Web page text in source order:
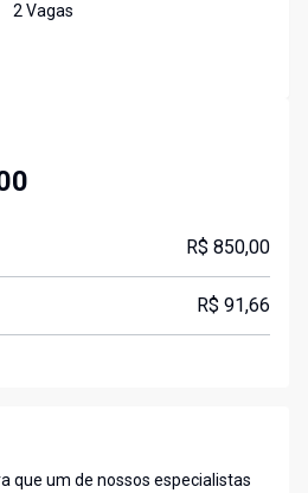
2Vagas
R$ 850,00
R$ 91,66
que um de nossos especialistas